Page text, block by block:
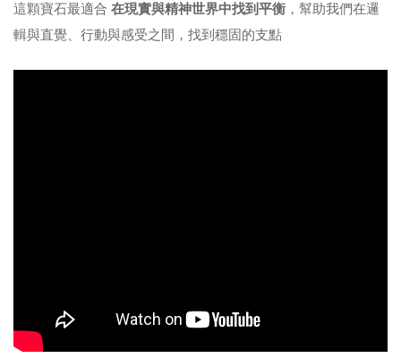
這顆寶石最適合 在現實與精神世界中找到平衡 ，幫助我們在邏
輯與直覺、行動與感受之間，找到穩固的支點